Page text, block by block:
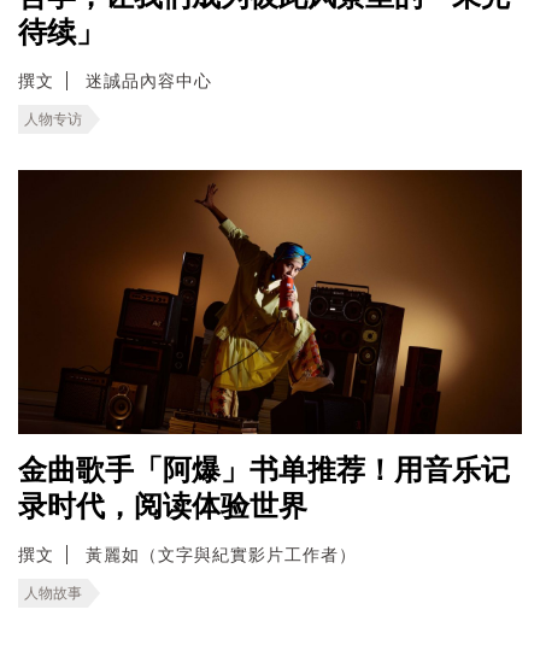
待续」
撰文 迷誠品內容中心
人物专访
金曲歌手「阿爆」书单推荐！用音乐记
录时代，阅读体验世界
撰文 黃麗如（文字與紀實影片工作者）
人物故事